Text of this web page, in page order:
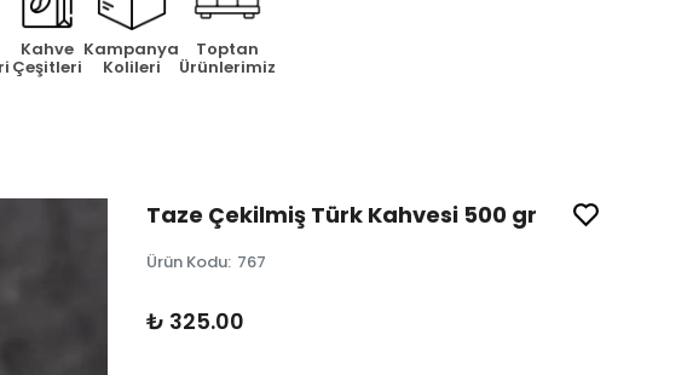
Kahve
Çeşitleri
Kampanya
Kolileri
Toptan
Ürünlerimiz
Taze Çekilmiş Türk Kahvesi 500 gr
Ürün Kodu: 767
₺ 325.00